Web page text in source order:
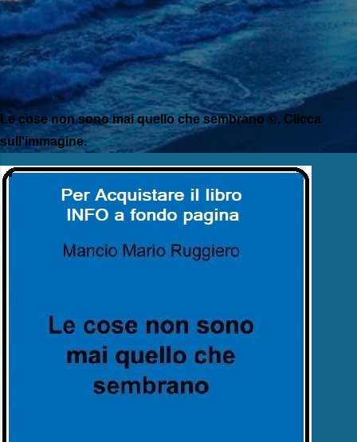
Le cose non sono mai quello che sembrano ©. Clicca
sull'immagine.